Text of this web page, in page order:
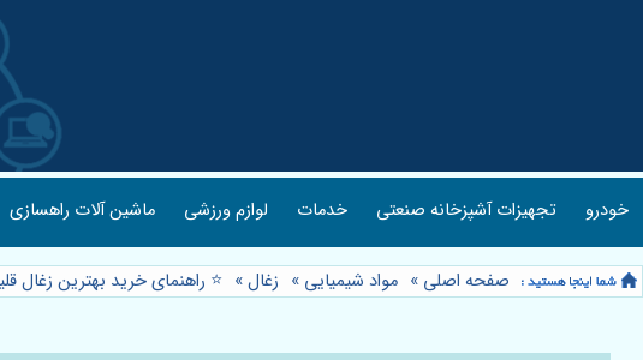
خودرو تجهیزات آشپزخانه صنعتی خدمات لوازم ورزشی ماشین آلات راهسازی
صفحه اصلی » مواد شیمیایی » زغال» ⭐️ راهنمای خرید بهترین زغال